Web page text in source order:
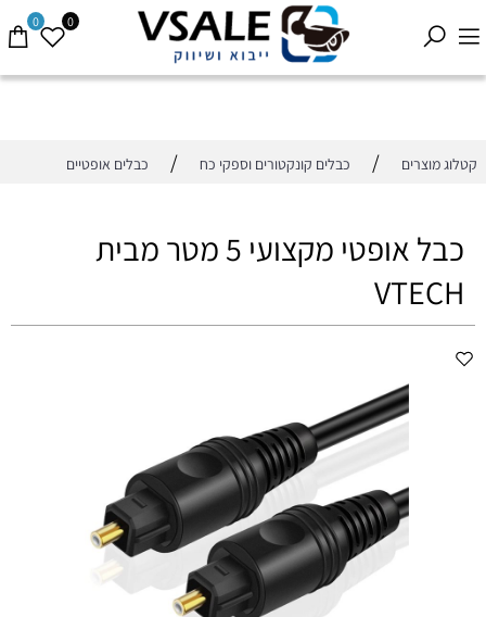
0 0
קטלוג מוצרים / כבלים קונקטורים וספקי כח / כבלים אופטיים
כבל אופטי מקצועי 5 מטר מבית
VTECH